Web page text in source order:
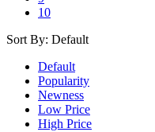
10
Sort By: Default
Default
Popularity
Newness
Low Price
High Price